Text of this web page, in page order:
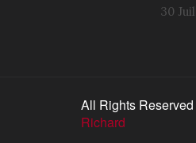
30
All Rights
Richard